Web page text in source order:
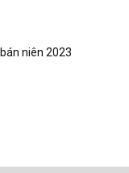
niên 2023